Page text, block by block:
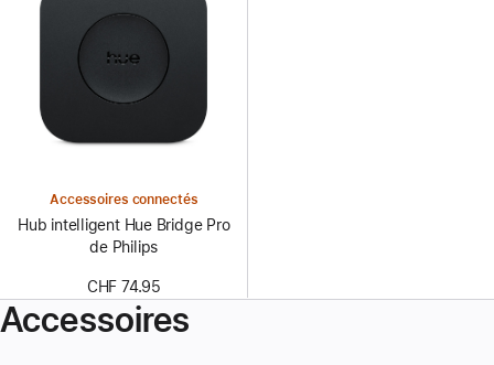
Accessoires connectés
Hub intelligent Hue Bridge Pro
de Philips
CHF 74.95
Accessoires